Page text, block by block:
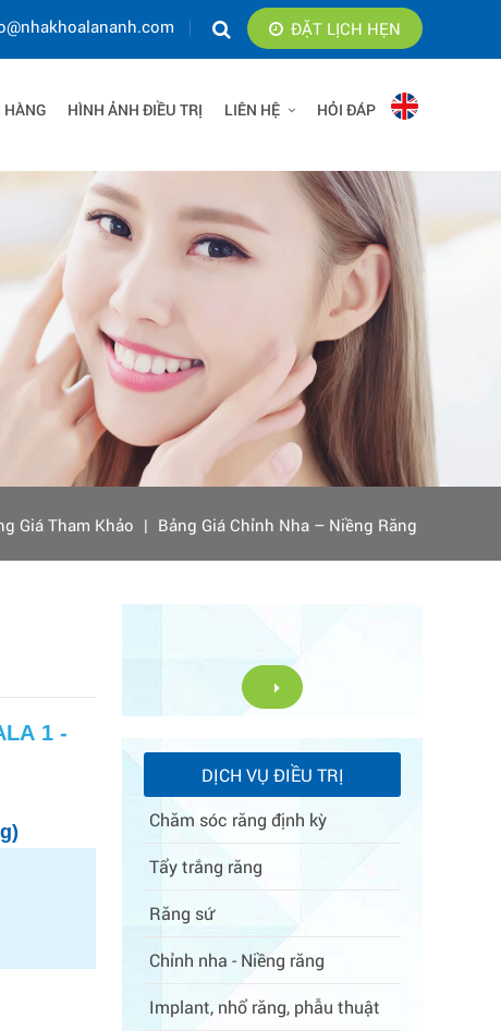
ĐẶT LỊCH HẸN
HÀNG HÌNH ẢNH ĐIỀU TRỊ LIÊN HỆ HỎI ĐÁP
Giá Tham Khảo | Bảng Giá Chỉnh Nha – Niềng Răng
1 -
DỊCH VỤ ĐIỀU TRỊ
Chăm sóc răng định kỳ
Tẩy trắng răng
Răng sứ
Chỉnh nha - Niềng răng
Implant, nhổ răng, phẫu thuật